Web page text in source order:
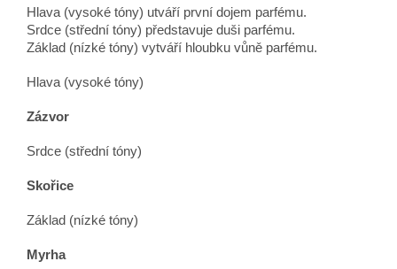
Hlava (vysoké tóny) utváří první dojem parfému.
Srdce (střední tóny) představuje duši parfému.
Základ (nízké tóny) vytváří hloubku vůně parfému.
Hlava (vysoké tóny)
Zázvor
Srdce (střední tóny)
Skořice
Základ (nízké tóny)
Myrha